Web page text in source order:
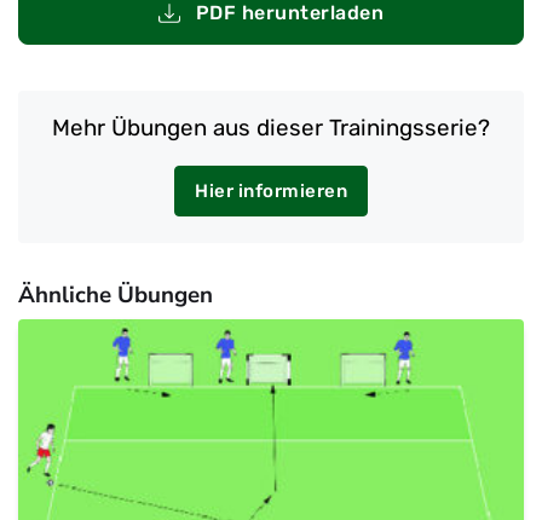
PDF herunterladen
Mehr Übungen aus dieser Trainingsserie?
Hier informieren
Ähnliche Übungen